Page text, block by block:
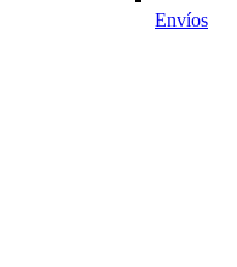
Envíos